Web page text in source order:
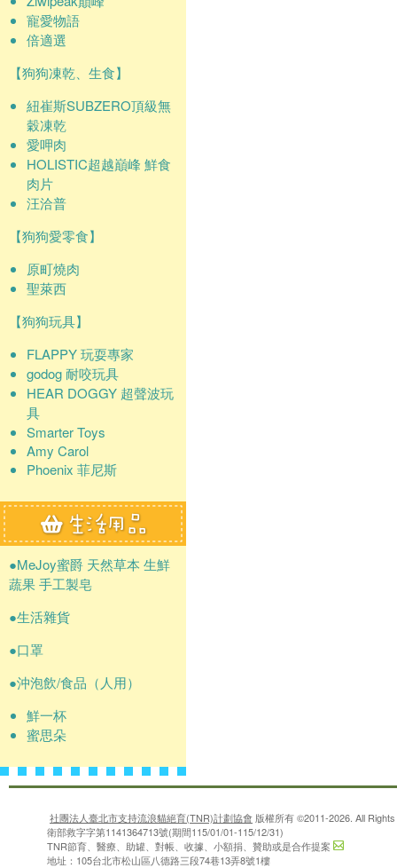
寵愛物語
倍適選
【狗狗凍乾、生食】
紐崔斯SUBZERO頂級無
穀凍乾
愛呷肉
HOLISTIC超越巔峰 鮮食
肉片
汪洽普
【狗狗愛零食】
原町燒肉
聖萊西
【狗狗玩具】
FLAPPY 玩耍專家
godog 耐咬玩具
HEAR DOGGY 超聲波玩
具
Smarter Toys
Amy Carol
Phoenix 菲尼斯
●MeJoy蜜爵 天然草本 生鮮
蔬果 手工製皂
●生活雜貨
●口罩
●沖泡飲/食品（人用）
鮮一杯
蜜思朵
社團法人臺北市支持流浪貓絕育(TNR)計劃協會 版權所有 ©2011-2026. All
衛部救字字第1141364713號(期間115/01/01-115/12/31)
TNR節育、醫療、助罐、對帳、收據、小額捐、贊助或是合作提案
地址：105台北市松山區八德路三段74巷13弄8號1樓